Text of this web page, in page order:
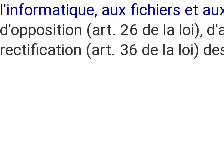
l'informatique, aux fichiers et
d'opposition (art. 26 de la loi),
rectification (art. 36 de la loi)